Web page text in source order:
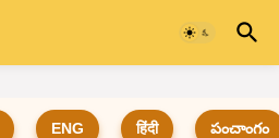
ENG हिंदी పంచాంగం